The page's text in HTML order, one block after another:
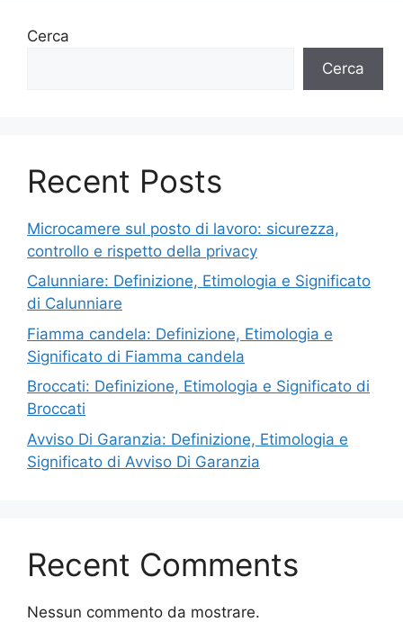
Cerca
Cerca
Recent Posts
Microcamere sul posto di lavoro: sicurezza,
controllo e rispetto della privacy
Calunniare: Definizione, Etimologia e Significato
di Calunniare
Fiamma candela: Definizione, Etimologia e
Significato di Fiamma candela
Broccati: Definizione, Etimologia e Significato di
Broccati
Avviso Di Garanzia: Definizione, Etimologia e
Significato di Avviso Di Garanzia
Recent Comments
Nessun commento da mostrare.